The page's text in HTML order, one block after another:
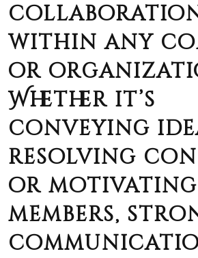
within any
or
Whether it’s
conveying
resolving
or motivating
members,